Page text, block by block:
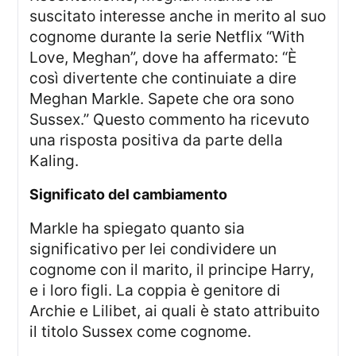
suscitato interesse anche in merito al suo
cognome durante la serie Netflix “With
Love, Meghan”, dove ha affermato: “È
così divertente che continuiate a dire
Meghan Markle. Sapete che ora sono
Sussex.” Questo commento ha ricevuto
una risposta positiva da parte della
Kaling.
significato del cambiamento
Markle ha spiegato quanto sia
significativo per lei condividere un
cognome con il marito, il principe Harry,
e i loro figli. La coppia è genitore di
Archie e Lilibet, ai quali è stato attribuito
il titolo Sussex come cognome.